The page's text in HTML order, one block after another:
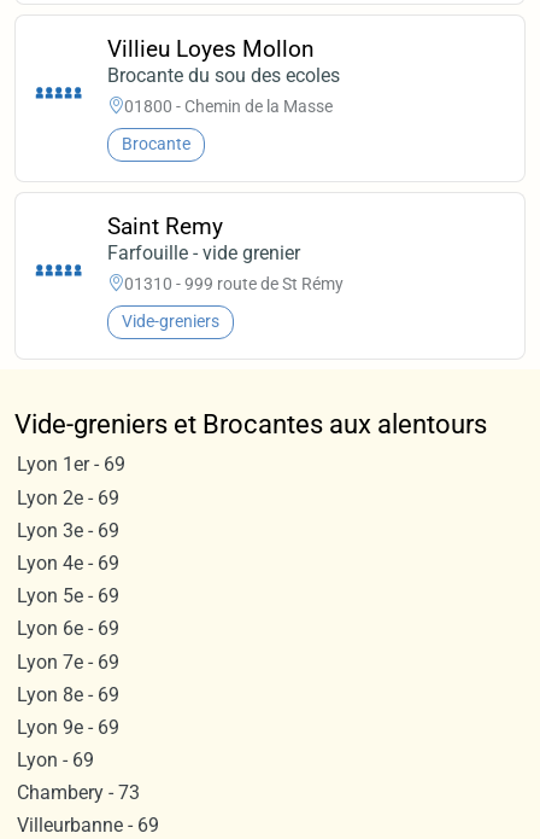
Villieu Loyes Mollon
Brocante du sou des ecoles
01800 - Chemin de la Masse
Brocante
Saint Remy
Farfouille - vide grenier
01310 - 999 route de St Rémy
Vide-greniers
Vide-greniers et Brocantes aux alentours
Lyon 1er - 69
Lyon 2e - 69
Lyon 3e - 69
Lyon 4e - 69
Lyon 5e - 69
Lyon 6e - 69
Lyon 7e - 69
Lyon 8e - 69
Lyon 9e - 69
Lyon - 69
Chambery - 73
Villeurbanne - 69